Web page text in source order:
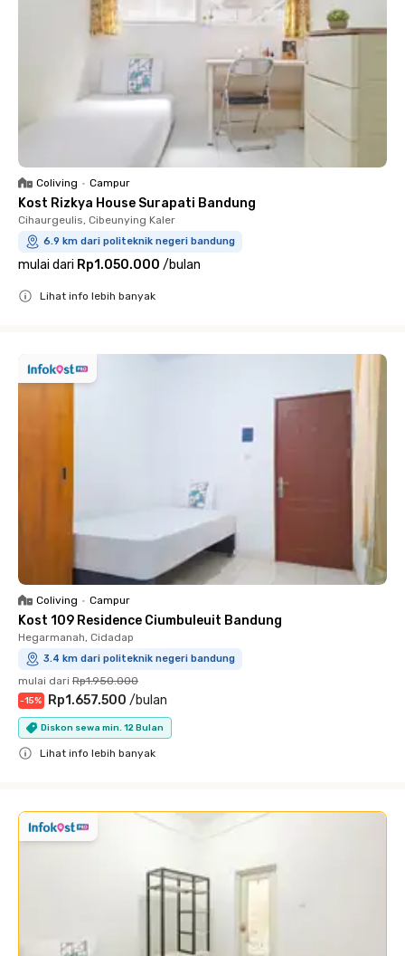
Coliving • Campur
Kost Rizkya House Surapati Bandung
Cihaurgeulis, Cibeunying Kaler
6.9 km dari politeknik negeri bandung
mulai dari Rp1.050.000 /bulan
Lihat info lebih banyak
Coliving • Campur
Kost 109 Residence Ciumbuleuit Bandung
Hegarmanah, Cidadap
3.4 km dari politeknik negeri bandung
mulai dari Rp1.950.000
-15% Rp1.657.500 /bulan
Diskon sewa min. 12 Bulan
Lihat info lebih banyak